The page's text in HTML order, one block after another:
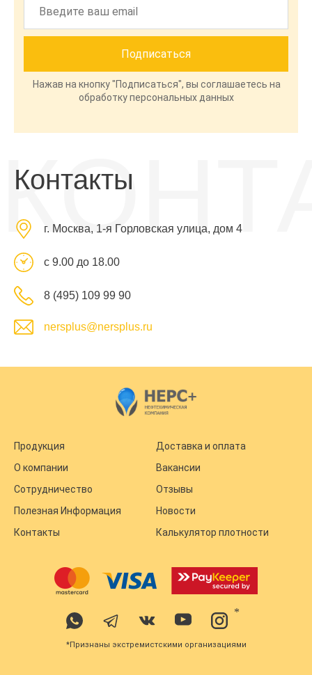
Нажав на кнопку "Подписаться", вы соглашаетесь на
обработку персональных данных
Контакты
г. Москва, 1-я Горловская улица, дом 4
с 9.00 до 18.00
8 (495) 109 99 90
nersplus@nersplus.ru
Продукция
Доставка и оплата
О компании
Вакансии
Сотрудничество
Отзывы
Полезная Информация
Новости
Контакты
Калькулятор плотности
*
*Признаны экстремистскими организациями